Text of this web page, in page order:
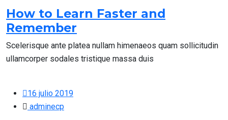
How to Learn Faster and
Remember
Scelerisque ante platea nullam himenaeos quam sollicitudin
ullamcorper sodales tristique massa duis
16 julio 2019
adminecp